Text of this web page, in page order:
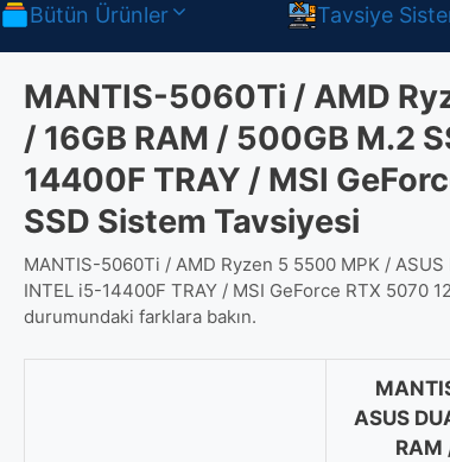
Bütün Ürünler Tavsiye
MANTIS-5060Ti / AMD
/ 16GB RAM / 500GB M.2
14400F TRAY / MSI
SSD Sistem Tavsiyesi
MANTIS-5060Ti / AMD Ryzen 5 5500 MPK /
INTEL i5-14400F TRAY / MSI GeForce RTX 5070
durumundaki farklara bakın.
ASUS
RAM